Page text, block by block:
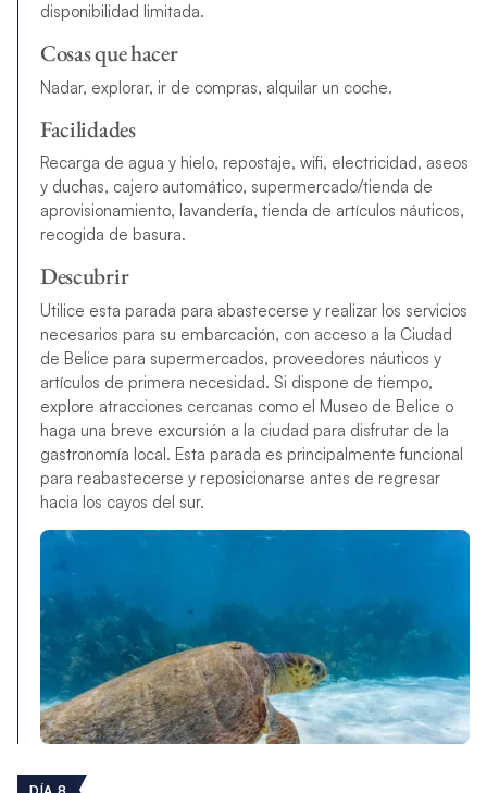
disponibilidad limitada.
Cosas que hacer
Nadar, explorar, ir de compras, alquilar un coche.
Facilidades
Recarga de agua y hielo, repostaje, wifi, electricidad, aseos
y duchas, cajero automático, supermercado/tienda de
aprovisionamiento, lavandería, tienda de artículos náuticos,
recogida de basura.
Descubrir
Utilice esta parada para abastecerse y realizar los servicios
necesarios para su embarcación, con acceso a la Ciudad
de Belice para supermercados, proveedores náuticos y
artículos de primera necesidad. Si dispone de tiempo,
explore atracciones cercanas como el Museo de Belice o
haga una breve excursión a la ciudad para disfrutar de la
gastronomía local. Esta parada es principalmente funcional
para reabastecerse y reposicionarse antes de regresar
hacia los cayos del sur.